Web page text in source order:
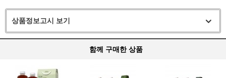
상품정보고시 보기
함께 구매한 상품